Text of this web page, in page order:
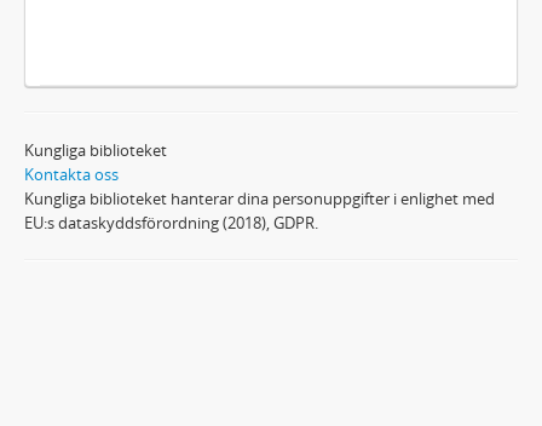
Kungliga biblioteket
Kontakta oss
Kungliga biblioteket hanterar dina personuppgifter i enlighet med
EU:s dataskyddsförordning (2018), GDPR.